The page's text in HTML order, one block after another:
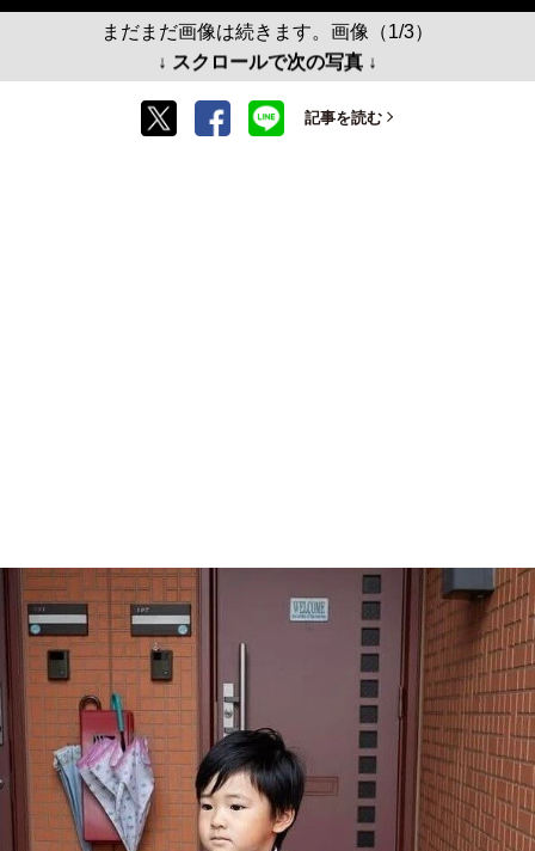
まだまだ画像は続きます。画像（1/3）
↓ スクロールで次の写真 ↓
記事を読む